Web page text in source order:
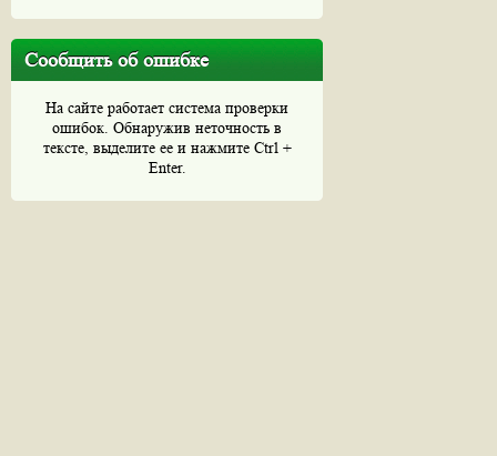
Сообщить об ошибке
На сайте работает система проверки
ошибок. Обнаружив неточность в
тексте, выделите ее и нажмите Ctrl +
Enter.